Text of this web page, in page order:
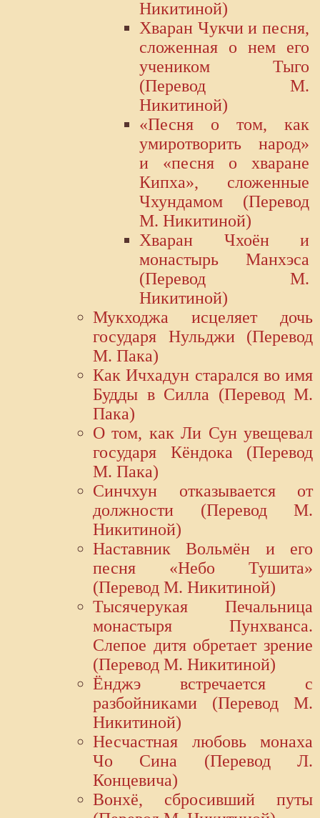
Никитиной)
Хваран Чукчи и песня,
сложенная о нем его
учеником Тыго
(Перевод М.
Никитиной)
«Песня о том, как
умиротворить народ»
и «песня о хваране
Кипха», сложенные
Чхундамом (Перевод
М. Никитиной)
Хваран Чхоён и
монастырь Манхэса
(Перевод М.
Никитиной)
Мукходжа исцеляет дочь
государя Нульджи (Перевод
М. Пака)
Как Ичхадун старался во имя
Будды в Силла (Перевод М.
Пака)
О том, как Ли Сун увещевал
государя Кёндока (Перевод
М. Пака)
Синчхун отказывается от
должности (Перевод М.
Никитиной)
Наставник Вольмён и его
песня «Небо Тушита»
(Перевод М. Никитиной)
Тысячерукая Печальница
монастыря Пунхванса.
Слепое дитя обретает зрение
(Перевод М. Никитиной)
Ёнджэ встречается с
разбойниками (Перевод М.
Никитиной)
Несчастная любовь монаха
Чо Сина (Перевод Л.
Концевича)
Вонхё, сбросивший путы